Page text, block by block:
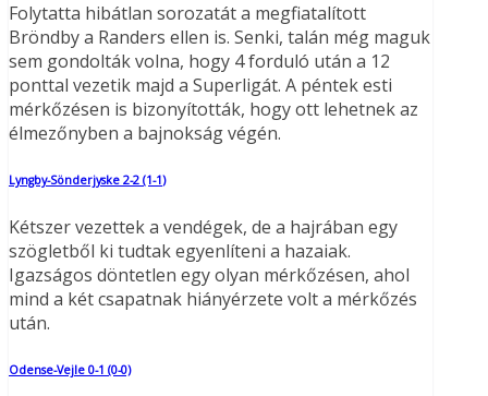
Folytatta hibátlan sorozatát a megfiatalított
Bröndby a Randers ellen is. Senki, talán még maguk
sem gondolták volna, hogy 4 forduló után a 12
ponttal vezetik majd a Superligát. A péntek esti
mérkőzésen is bizonyították, hogy ott lehetnek az
élmezőnyben a bajnokság végén.
Lyngby-Sönderjyske 2-2 (1-1)
Kétszer vezettek a vendégek, de a hajrában egy
szögletből ki tudtak egyenlíteni a hazaiak.
Igazságos döntetlen egy olyan mérkőzésen, ahol
mind a két csapatnak hiányérzete volt a mérkőzés
után.
Odense-Vejle 0-1 (0-0)